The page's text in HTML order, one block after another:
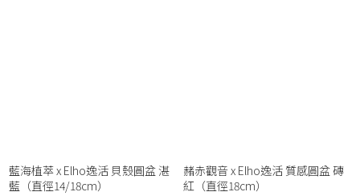
藍海植萃 x Elho逸活 貝殼圓盆 湛
藍（直徑14/18cm）
赭赤觀音 x Elho逸活 質感圓盆 磚
紅（直徑18cm）